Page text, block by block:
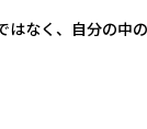
はなく、自分の中